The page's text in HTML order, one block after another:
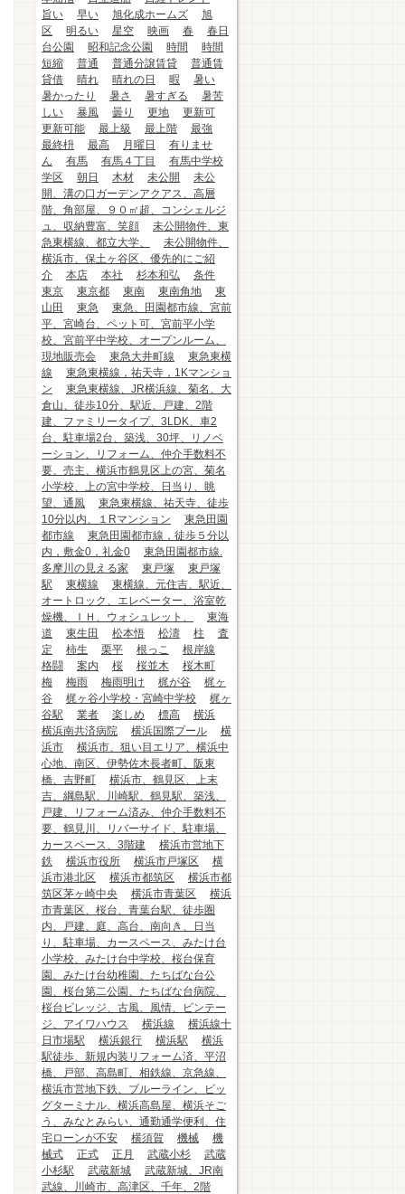
旨い
早い 旭化成ホームズ
旭
区
明るい 星空 映画 春
春日
台公園
昭和記念公園 時間
時間
短縮
普通 普通分譲賃貸
普通賃
貸借
晴れ 晴れの日 暇
暑い
暑かったり
暑さ 暑すぎる
暑苦
しい
暴風 曇り 更地
更新可
更新可能
最上級 最上階
最強
最終枡
最高 月曜日
有りませ
ん
有馬 有馬４丁目
有馬中学校
学区
朝日 木材 未公開
未公
開、溝の口ガーデンアクアス、高層
階、角部屋、９０㎡超、コンシェルジ
ュ、収納豊富、笑顔
未公開物件、東
急東横線、都立大学、
未公開物件、
横浜市、保土ヶ谷区、優先的にご紹
介
本店 本社 杉本和弘
条件
東京
東京都 東南 東南角地
東
山田
東急
東急、田園都市線、宮前
平、宮崎台、ペット可、宮前平小学
校、宮前平中学校、オープンルーム、
現地販売会
東急大井町線
東急東横
線
東急東横線，祐天寺，1Kマンショ
ン
東急東横線、JR横浜線、菊名、大
倉山、徒歩10分、駅近、戸建、2階
建、ファミリータイプ、3LDK、車2
台、駐車場2台、築浅、30坪、リノベ
ーション、リフォーム、仲介手数料不
要、売主、横浜市鶴見区上の宮、菊名
小学校、上の宮中学校、日当り、眺
望、通風
東急東横線、祐天寺、徒歩
10分以内、１Rマンション
東急田園
都市線
東急田園都市線，徒歩５分以
内，敷金0，礼金0
東急田園都市線.
多摩川の見える家
東戸塚
東戸塚
駅
東横線
東横線、元住吉、駅近、
オートロック、エレベーター、浴室乾
燥機、ＩＨ、ウォシュレット、
東海
道
東生田 松本悟 松濤 柱
査
定
柿生 栗平 根っこ
根岸線
格闘
案内 桜 桜並木
桜木町
梅
梅雨 梅雨明け 梶が谷
梶ヶ
谷
梶ヶ谷小学校・宮崎中学校
梶ヶ
谷駅
業者 楽しめ 標高
横浜
横浜南共済病院
横浜国際プール
横
浜市
横浜市、狙い目エリア、横浜中
心地、南区、伊勢佐木長者町、阪東
橋、吉野町
横浜市、鶴見区、上末
吉、綱島駅、川崎駅、鶴見駅、築浅、
戸建、リフォーム済み、仲介手数料不
要、鶴見川、リバーサイド、駐車場、
カースペース、3階建
横浜市営地下
鉄
横浜市役所 横浜市戸塚区
横
浜市港北区
横浜市都筑区
横浜市都
筑区茅ヶ崎中央
横浜市青葉区
横浜
市青葉区、桜台、青葉台駅、徒歩圏
内、戸建、庭、高台、南向き、日当
り、駐車場、カースペース、みたけ台
小学校、みたけ台中学校、桜台保育
園、みたけ台幼稚園、たちばな台公
園、桜台第二公園、たちばな台病院、
桜台ビレッジ、古風、風情、ビンテー
ジ、アイワハウス
横浜線
横浜線十
日市場駅
横浜銀行 横浜駅
横浜
駅徒歩、新規内装リフォーム済、平沼
橋、戸部、高島町、相鉄線、京急線、
横浜市営地下鉄、ブルーライン、ビッ
グターミナル、横浜高島屋、横浜そご
う、みなとみらい、通勤通学便利、住
宅ローンが不安
横須賀 機械
機
械式
正式 正月 武蔵小杉
武蔵
小杉駅
武蔵新城
武蔵新城、JR南
武線、川崎市、高津区、千年、2階